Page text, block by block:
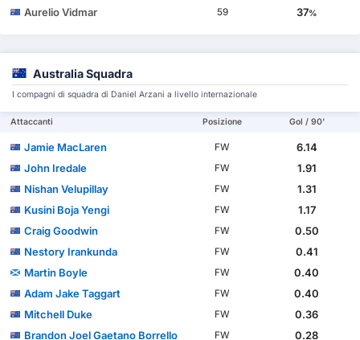
Aurelio Vidmar 59 37%
Australia Squadra
I compagni di squadra di Daniel Arzani a livello internazionale
Attaccanti Posizione Gol / 90'
Jamie MacLaren FW
6.14
John Iredale
FW
1.91
Nishan Velupillay
FW
1.31
Kusini Boja Yengi
FW
1.17
Craig Goodwin
FW
0.50
Nestory Irankunda
FW
0.41
Martin Boyle
FW
0.40
Adam Jake Taggart
FW
0.40
Mitchell Duke
FW
0.36
Brandon Joel Gaetano Borrello
FW 0.28